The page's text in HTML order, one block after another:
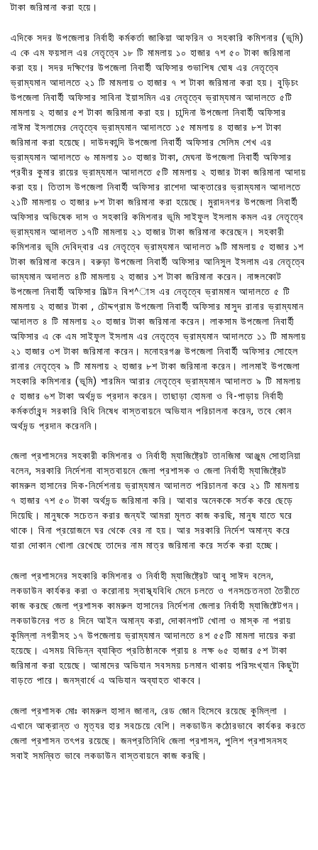
টাকা জরিমানা করা হয়ে।
এদিকে সদর উপজেলার নির্বাহী কর্মকর্তা জাকিয়া আফরিন ও সহকারি কমিশনার (ভূমি)
এ কে এম ফয়সাল এর নেতৃত্বে ১৮ টি মামলায় ১০ হাজার ৭শ ৫০ টাকা জরিমানা
করা হয়। সদর দক্ষিণের উপজেলা নিবার্হী অফিসার শুভাশিষ ঘোষ এর নেতৃত্বে
ভ্রাম্যমান আদালতে ২১ টি মামলায় ৩ হাজার ৭ শ টাকা জরিমানা করা হয়। বুড়িচং
উপজেলা নিবার্হী অফিসার সাবিনা ইয়াসমিন এর নেতৃত্বে ভ্রাম্যমান আদালতে ৫টি
মামলায় ২ হাজার ৫শ টাকা জরিমানা করা হয়। চান্দিনা উপজেলা নিবার্হী অফিসার
নাঈমা ইসলামের নেতৃত্বে ভ্রাম্যমান আদালতে ১৫ মামলায় ৪ হাজার ৮শ টাকা
জরিমানা করা হয়েছে। দাউদকান্দি উপজেলা নিবার্হী অফিসার সেলিম শেখ এর
ভ্রাম্যমান আদালতে ৬ মামলায় ১০ হাজার টাকা, মেঘনা উপজেলা নিবার্হী অফিসার
প্রবীর কুমার রায়ের ভ্রাম্যমান আদালতে ৫টি মামলায় ২ হাজার টাকা জরিমানা আদায়
করা হয়। তিতাস উপজেলা নিবার্হী অফিসার রাশেদা আক্তারের ভ্রাম্যমান আদালতে
২১টি মামলায় ৩ হাজার ৮শ টাকা জরিমানা করা হয়েছে। মুরাদনগর উপজেলা নিবার্হী
অফিসার অভিষেক দাস ও সহকারি কমিশনার ভূমি সাইফুল ইসলাম কমল এর নেতৃত্বে
ভ্রাম্যমান আদালত ১৭টি মামলায় ২১ হাজার টাকা জরিমানা করেছেন। সহকারী
কমিশনার ভূমি দেবিদ্বার এর নেতৃত্বে ভ্রাম্যমান আদালত ৯টি মামলায় ৫ হাজার ১শ
টাকা জরিমানা করেন। বরুড়া উপজেলা নিবার্হী অফিসার আনিসুল ইসলাম এর নেতৃত্বে
ভাম্যমান অদালত ৪টি মামলায় ২ হাজার ১শ টাকা জরিমানা করেন। নাঙ্গলকোট
উপজেলা নিবার্হী অফিসার মিল্টন বিশ^াস এর নেতৃত্বে ভ্রামমান আদালতে ৫ টি
মামলায় ২ হাজার টাকা , চৌদ্দগ্রাম উপজেলা নিবার্হী অফিসার মাসুদ রানার ভ্রাম্যমান
আদালত ৪ টি মামলায় ২০ হাজার টাকা জরিমানা করেন। লাকসাম উপজেলা নিবার্হী
অফিসার এ কে এম সাইফুল ইসলাম এর নেতৃত্বে ভ্রাম্যমান আদালতে ১১ টি মামলায়
২১ হাজার ৩শ টাকা জরিমানা করেন। মনোহরগঞ্জ উপজেলা নিবার্হী অফিসার সোহেল
রানার নেতৃত্বে ৯ টি মামলায় ২ হাজার ৮শ টাকা জরিমানা করেন। লালমাই উপজেলা
সহকারি কমিশনার (ভূমি) শারমিন আরার নেতৃত্বে ভ্রাম্যমান আদালত ৯ টি মামলায়
৫ হাজার ৬শ টাকা অর্থদন্ড প্রদান করেন। তাছাড়া হোমনা ও বি-পাড়ায় নির্বাহী
কর্মকর্তাবৃন্দ সরকারি বিধি নিষেধ বাস্তবায়নে অভিযান পরিচালনা করেন, তবে কোন
অর্থদন্ড প্রদান করেননি।
জেলা প্রশাসনের সহকারী কমিশনার ও নির্বাহী ম্যাজিষ্ট্রেট তানজিমা আঞ্জুম সোহানিয়া
বলেন, সরকারি নির্দেশনা বাস্তবায়নে জেলা প্রশাসক ও জেলা নির্বাহী ম্যাজিষ্ট্রেট
কামরুল হাসানের দিক-নির্দেশনায় ভ্রাম্যমান আদালত পরিচালনা করে ২১ টি মামলায়
৭ হাজার ৭শ ৫০ টাকা অর্থদন্ড জরিমানা করি। আবার অনেককে সর্তক করে ছেড়ে
দিয়েছি। মানুষকে সচেতন করার জন্যই আমরা মূলত কাজ করছি, মানুষ যাতে ঘরে
থাকে। বিনা প্রয়োজনে ঘর থেকে বের না হয়। আর সরকারি নির্দেশ অমান্য করে
যারা দোকান খোলা রেখেছে তাদের নাম মাত্র জরিমানা করে সর্তক করা হচ্ছে।
জেলা প্রশাসনের সহকারি কমিশনার ও নির্বাহী ম্যাজিষ্ট্রেট আবু সাঈদ বলেন,
লকডাউন কার্যকর করা ও করোনায় স্বাস্থ্যবিধি মেনে চলতে ও গনসচেতনতা তৈরীতে
কাজ করছে জেলা প্রশাসক কামরুল হাসানের নির্দেশনা জেলার নির্বাহী ম্যাজিষ্টেটগন।
লকডাউনের গত ৪ দিনে আইন অমান্য করা, দোকানপাট খোলা ও মাস্ক না পরায়
কুমিল্লা নগরীসহ ১৭ উপজেলায় ভ্রাম্যমান আদালতে ৪শ ৫৫টি মামলা দায়ের করা
হয়েছে। এসময় বিভিন্ন ব্যাক্তি প্রতিষ্ঠানকে প্রায় ৪ লক্ষ ৬৫ হাজার ৫শ টাকা
জরিমানা করা হয়েছে। আমাদের অভিযান সবসময় চলমান থাকায় পরিসংখ্যান কিছুটা
বাড়তে পারে। জনস্বার্ধে এ অভিযান অব্যাহত থাকবে।
জেলা প্রশাসক মোঃ কামরুল হাসান জানান, রেড জোন হিসেবে রয়েছে কুমিল্লা ।
এখানে আক্রান্ত ও মৃত্যর হার সবচেয়ে বেশি। লকডাউন কঠোরভাবে কার্যকর করতে
জেলা প্রশাসন তৎপর রয়েছে। জনপ্রতিনিধি জেলা প্রশাসন, পুলিশ প্রশাসনসহ
সবাই সমন্বিত ভাবে লকডাউন বাস্তবায়নে কাজ করছি।